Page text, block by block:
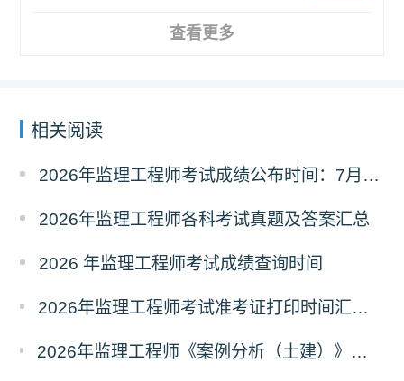
查看更多
相关阅读
2026年监理工程师考试成绩公布时间：7月21日
2026年监理工程师各科考试真题及答案汇总
2026 年监理工程师考试成绩查询时间
2026年监理工程师考试准考证打印时间汇总（全国各省）
2026年监理工程师《案例分析（土建）》真题及答案解析（考后更新）